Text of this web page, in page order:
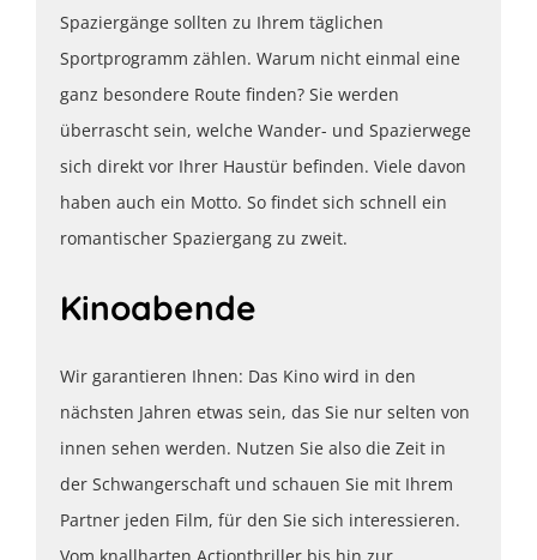
Spaziergänge sollten zu Ihrem täglichen
Sportprogramm zählen. Warum nicht einmal eine
ganz besondere Route finden? Sie werden
überrascht sein, welche Wander- und Spazierwege
sich direkt vor Ihrer Haustür befinden. Viele davon
haben auch ein Motto. So findet sich schnell ein
romantischer Spaziergang zu zweit.
Kinoabende
Wir garantieren Ihnen: Das Kino wird in den
nächsten Jahren etwas sein, das Sie nur selten von
innen sehen werden. Nutzen Sie also die Zeit in
der Schwangerschaft und schauen Sie mit Ihrem
Partner jeden Film, für den Sie sich interessieren.
Vom knallharten Actionthriller bis hin zur